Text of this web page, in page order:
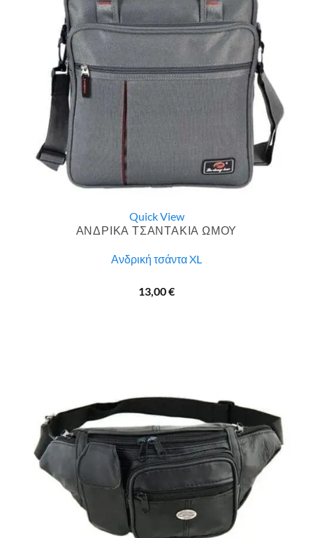
Quick View
ΑΝΔΡΙΚΑ ΤΣΑΝΤΑΚΙΑ ΩΜΟΥ
Ανδρική τσάντα XL
13,00€